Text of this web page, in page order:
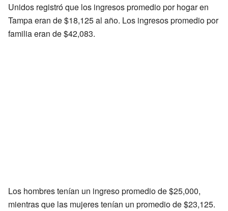
Unidos registró que los ingresos promedio por hogar en
Tampa eran de $18,125 al año. Los ingresos promedio por
familia eran de $42,083.
Los hombres tenían un ingreso promedio de $25,000,
mientras que las mujeres tenían un promedio de $23,125.